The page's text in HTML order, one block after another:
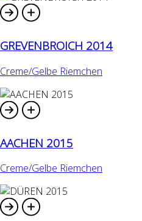
GREVENBROICH 2014
Creme/Gelbe Riemchen
AACHEN 2015
Creme/Gelbe Riemchen